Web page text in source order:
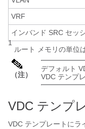
VRF
インバンド SRC セッ
1
ルート メモリの単位
（注）
デフォルト
VDC テンプ
VDC テンプ
VDC テンプレートにラ